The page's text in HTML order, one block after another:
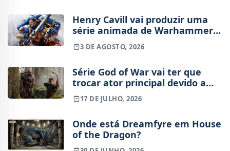
Henry Cavill vai produzir uma
série animada de Warhammer
40,000 para a Amazon
3 DE AGOSTO, 2026
Série God of War vai ter que
trocar ator principal devido a
lesão
17 DE JULHO, 2026
Onde está Dreamfyre em House
of the Dragon?